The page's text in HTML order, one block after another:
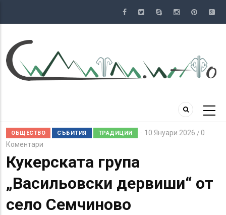
съдържание
ОБЩЕСТВО СЪБИТИЯ ТРАДИЦИИ 10 Януари 2026 / 0
Коментари
Кукерската група
„Васильовски дервиши“ от
село Семчиново